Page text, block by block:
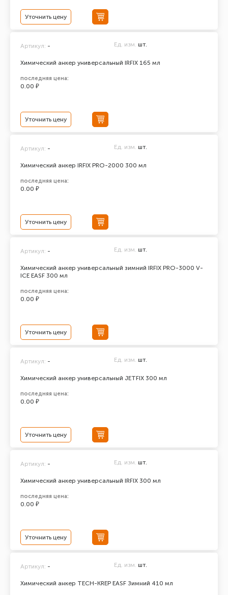
Уточнить цену
Химический анкер универсальный IRFIX 165 мл
Артикул: - Ед. изм. шт.
последняя цена:
0.00 ₽
Уточнить цену
Химический анкер IRFIX PRO-2000 300 мл
Артикул: - Ед. изм. шт.
последняя цена:
0.00 ₽
Уточнить цену
Химический анкер универсальный зимний IRFIX PRO-3000 V-
ICE EASF 300 мл
Артикул: - Ед. изм. шт.
последняя цена:
0.00 ₽
Уточнить цену
Химический анкер универсальный JETFIX 300 мл
Артикул: - Ед. изм. шт.
последняя цена:
0.00 ₽
Уточнить цену
Химический анкер универсальный IRFIX 300 мл
Артикул: - Ед. изм. шт.
последняя цена:
0.00 ₽
Уточнить цену
Химический анкер TECH-KREP EASF Зимний 410 мл
Артикул: - Ед. изм. шт.